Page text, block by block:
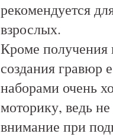
рекомендуется
взрослых.
Кроме получения
создания гравюр
наборами очень
моторику, ведь
внимание при